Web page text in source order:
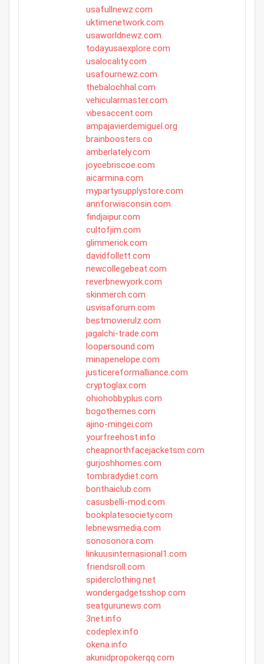
usafullnewz.com
uktimenetwork.com
usaworldnewz.com
todayusaexplore.com
usalocality.com
usafournewz.com
thebalochhal.com
vehicularmaster.com
vibesaccent.com
ampajavierdemiguel.org
brainboosters.co
amberlately.com
joycebriscoe.com
aicarmina.com
mypartysupplystore.com
annforwisconsin.com
findjaipur.com
cultofjim.com
glimmerick.com
davidfollett.com
newcollegebeat.com
reverbnewyork.com
skinmerch.com
usvisaforum.com
bestmovierulz.com
jagalchi-trade.com
loopersound.com
minapenelope.com
justicereformalliance.com
cryptoglax.com
ohiohobbyplus.com
bogothemes.com
ajino-mingei.com
yourfreehost.info
cheapnorthfacejacketsm.com
gurjoshhomes.com
tombradydiet.com
bonthaiclub.com
casusbelli-mod.com
bookplatesociety.com
lebnewsmedia.com
sonosonora.com
linkuusinternasional1.com
friendsroll.com
spiderclothing.net
wondergadgetsshop.com
seatgurunews.com
3net.info
codeplex.info
okena.info
akunidpropokerqq.com